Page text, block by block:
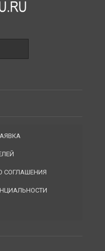
СОГЛАШЕНИЯ